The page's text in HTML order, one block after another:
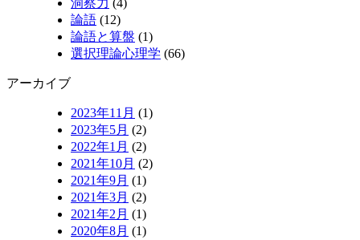
洞察力 (4)
論語 (12)
論語と算盤 (1)
選択理論心理学 (66)
アーカイブ
2023年11月 (1)
2023年5月 (2)
2022年1月 (2)
2021年10月 (2)
2021年9月 (1)
2021年3月 (2)
2021年2月 (1)
2020年8月 (1)